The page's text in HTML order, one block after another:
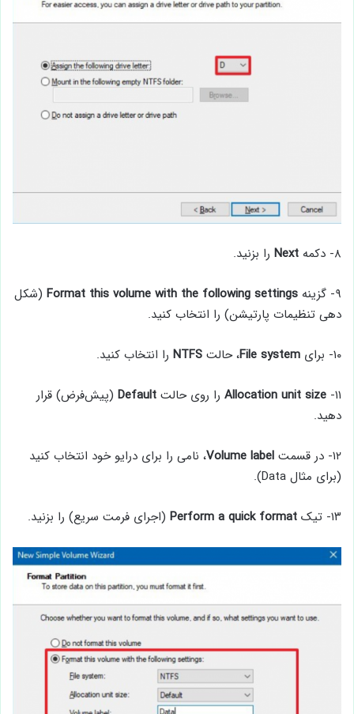
۸- دکمه Next را بزنید.
۹- گزینه‌ Format this volume with the following settings (شکل
دهی تنظیمات پارتیشن) را انتخاب کنید.
۱۰- برای ، حالت NTFS را انتخاب کنید.
۱۱- Allocation unit size را روی حالت Default (پیش‌فرض) قرار
دهید.
۱۲- در قسمت Volume label، نامی را برای درایو خود انتخاب کنید
(برای مثال Data).
۱۳- تیک Perform a quick format (اجرای فرمت سریع) را بزنید.